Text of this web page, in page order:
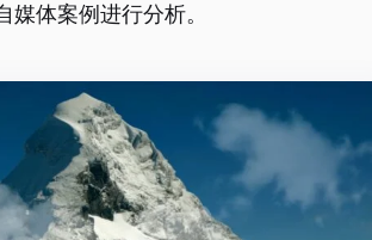
体案例进行分析。